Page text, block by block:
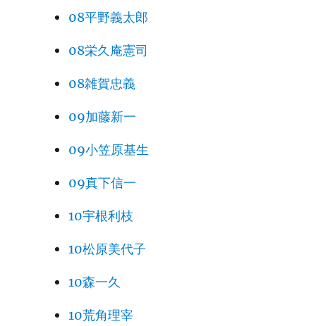
08平野義太郎
08栄久庵憲司
08雑賀忠義
09加藤新一
09小笠原基生
09真下信一
10宇根利枝
10松原美代子
10森一久
10荒角理宰